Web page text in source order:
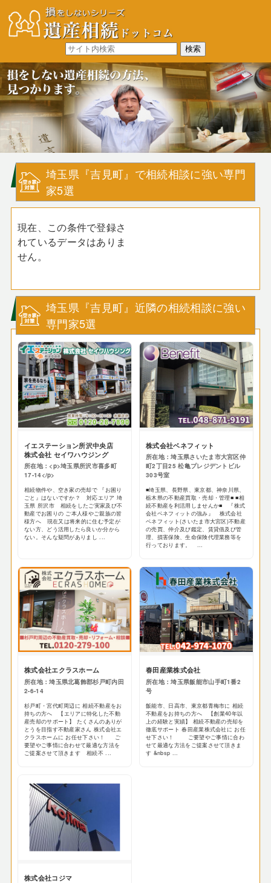
埼玉県『吉見町』で相続相談に強い専門
家5選
現在、この条件で登録さ
れているデータはありま
せん。
埼玉県『吉見町』近隣の相続相談に強い
専門家5選
イエステーション所沢中央店
株式会社 セイワハウジング
所在地：<p>埼玉県所沢市喜多町
17-14</p>
相続物件や、空き家の売却で 『お困り
ごと』はないですか？ 対応エリア 埼
玉県 所沢市 相続をしたご実家及び不
動産でお困りの ご本人様やご親族の皆
様方へ 現在又は将来的に住む予定が
ない方、どう活用したら良いか分から
ない。そんな疑問がありまし ...
株式会社ベネフィット
所在地：埼玉県さいたま市大宮区仲
町2丁目25 松亀プレジデントビル
303号室
■埼玉県、長野県、東京都、神奈川県、
栃木県の不動産買取・売却・管理■ ■相
続不動産を利活用しませんか■ 『株式
会社ベネフィットの強み』 株式会社
ベネフィット(さいたま市大宮区)不動産
の売買、仲介及び鑑定、賃貸借及び管
理、損害保険、生命保険代理業務等を
行っております。 ...
株式会社エクラスホーム
所在地：埼玉県北葛飾郡杉戸町内田
2-6-14
杉戸町・宮代町周辺に 相続不動産をお
持ちの方へ 【エリアに特化した不動
産売却のサポート】 たくさんのありが
とうを目指す不動産家さん 株式会社エ
クラスホームに お任せ下さい！ ご
要望やご事情に合わせて最適な方法を
ご提案させて頂きます 相続不 ...
春田産業株式会社
所在地：埼玉県飯能市山手町1番2
号
飯能市、日高市、東京都青梅市に 相続
不動産をお持ちの方へ 【創業40年以
上の経験と実績】 相続不動産の売却を
徹底サポート 春田産業株式会社に お任
せ下さい！ ご要望やご事情に合わ
せて最適な方法をご提案させて頂きま
す &nbsp ...
株式会社コジマ